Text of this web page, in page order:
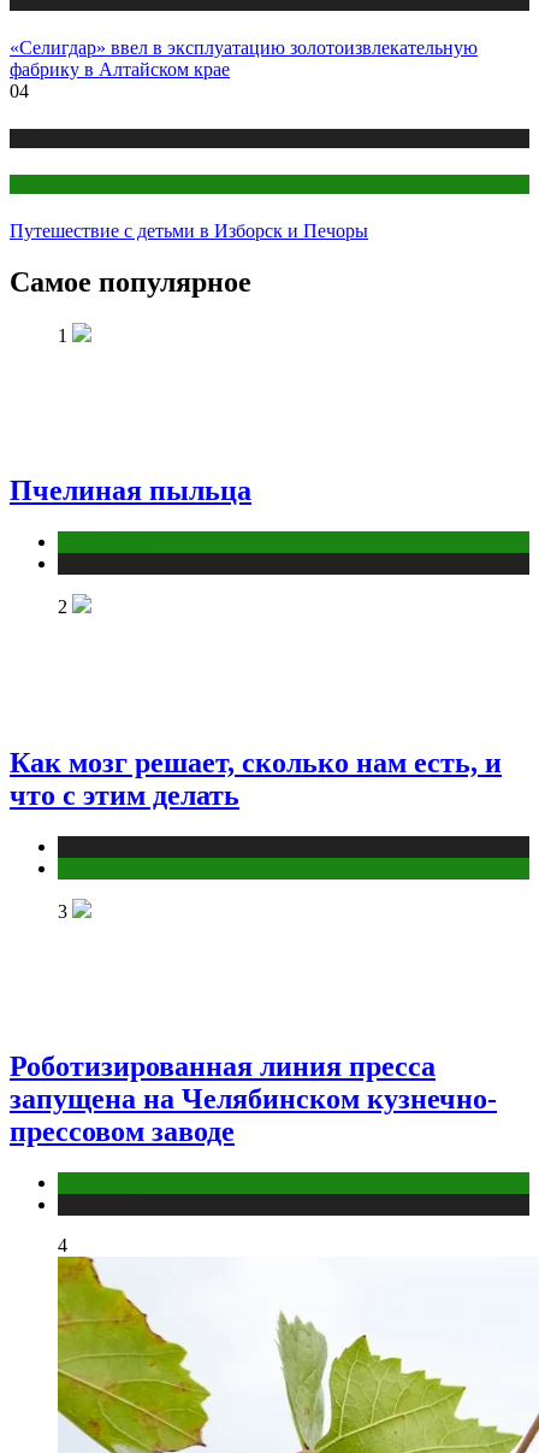
«Селигдар» ввел в эксплуатацию золотоизвлекательную
фабрику в Алтайском крае
04
Путешествие с детьми в Изборск и Печоры
Самое популярное
1
Пчелиная пыльца
2
Как мозг решает, сколько нам есть, и
что с этим делать
3
Роботизированная линия пресса
запущена на Челябинском кузнечно-
прессовом заводе
4